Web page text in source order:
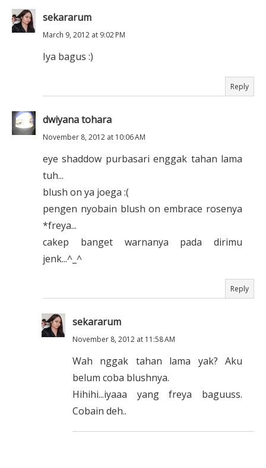
sekararum
March 9, 2012 at 9:02 PM
Iya bagus :)
Reply
dwiyana tohara
November 8, 2012 at 10:06 AM
eye shaddow purbasari enggak tahan lama
tuh...
blush on ya joega :(
pengen nyobain blush on embrace rosenya
*freya...
cakep banget warnanya pada dirimu
jenk...^_^
Reply
sekararum
November 8, 2012 at 11:58 AM
Wah nggak tahan lama yak? Aku
belum coba blushnya.
Hihihi...iyaaa yang freya baguuss.
Cobain deh..